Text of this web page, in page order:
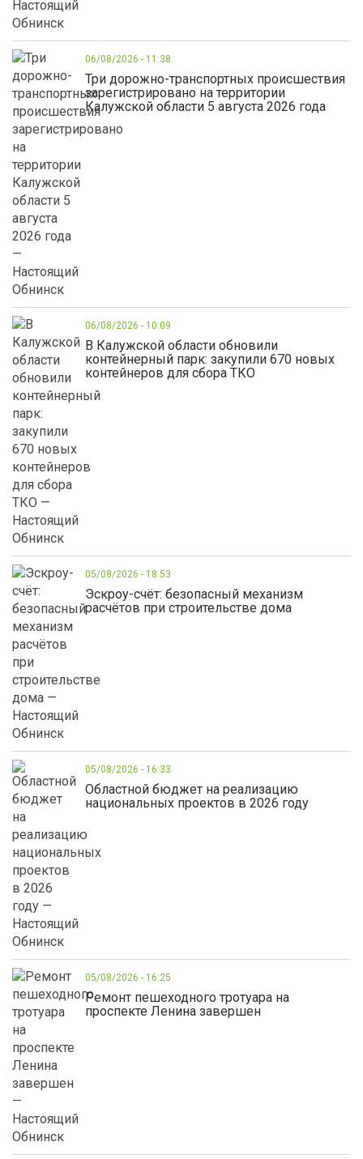
06/08/2026 - 11:38
Три дорожно-транспортных происшествия
зарегистрировано на территории
Калужской области 5 августа 2026 года
06/08/2026 - 10:09
В Калужской области обновили
контейнерный парк: закупили 670 новых
контейнеров для сбора ТКО
05/08/2026 - 18:53
Эскроу-счёт: безопасный механизм
расчётов при строительстве дома
05/08/2026 - 16:33
Областной бюджет на реализацию
национальных проектов в 2026 году
05/08/2026 - 16:25
Ремонт пешеходного тротуара на
проспекте Ленина завершен